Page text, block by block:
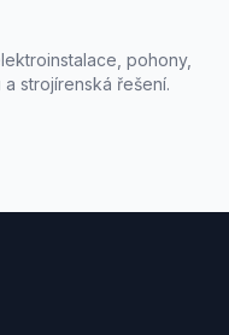
pohony,
strojírenská řešení.